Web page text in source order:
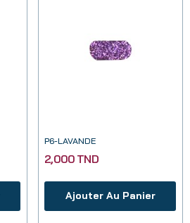
P6-LAVANDE
2,000 TND
Ajouter Au Panier